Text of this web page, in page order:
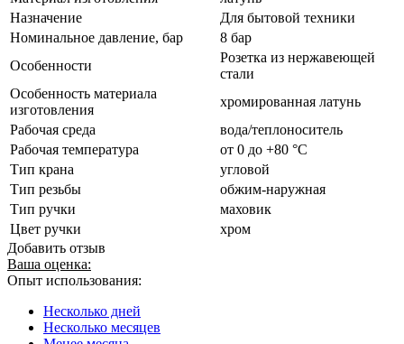
Назначение
Для бытовой техники
Номинальное давление, бар
8 бар
Особенности
Розетка из нержавеющей
стали
Особенность материала
изготовления
хромированная латунь
Рабочая среда
вода/теплоноситель
Рабочая температура
от 0 до +80 °C
Тип крана
угловой
Тип резьбы
обжим-наружная
Тип ручки
маховик
Цвет ручки
хром
Добавить отзыв
Ваша оценка:
Опыт использования:
Несколько дней
Несколько месяцев